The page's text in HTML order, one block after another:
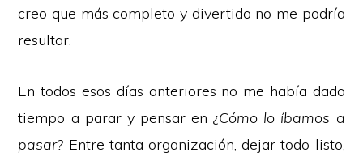
creo que más completo y divertido no me podría
resultar.
En todos esos días anteriores no me había dado
tiempo a parar y pensar en¿Cómo lo íbamos a
pasar? Entre tanta organización, dejar todo listo,